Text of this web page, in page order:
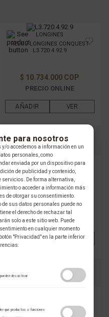
LONGINES
RELOJ LONGINES CONQUEST
L3.720.4.92.9
$ 10.734.000 COP
PRECIO ONLINE
AÑADIR VER
LONGINES
RELOJ LONGINES CONQUEST
L3.720.4.02.9
$ 10.734.000 COP
PRECIO ONLINE
AÑADIR VER
RELOJ LONGINES CONQUES
L3.430.5.98.9
para nosotros
o accedemos a información en un
personales, como
enviada por un dispositivo para
de publicidad y contenido,
De forma alternativa,
o acceder a información más
de otorgar su consentimiento.
de sus datos personales puede no
el derecho de rechazar tal
solo a este sitio web. Puede
en cualquier momento
"Privacidad" en la parte inferior
desactivar.
qué productos o funciones